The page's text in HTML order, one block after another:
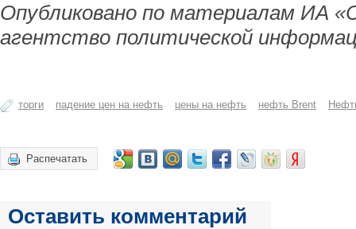
Опубликовано по материалам ИА
агентство политической
торги падение цен на нефть цены на нефть нефть Brent
Распечатать
Оставить комментарий